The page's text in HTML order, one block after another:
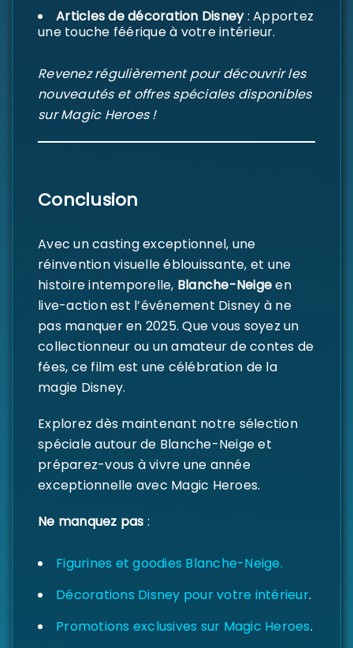
Articles de décoration Disney: Apportez
une touche féérique à votre intérieur.
Revenez régulièrement pour découvrir les
nouveautés et offres spéciales disponibles
sur Magic Heroes !
Conclusion
Avec un casting exceptionnel, une
réinvention visuelle éblouissante, et une
histoire intemporelle, Blanche-Neigeen
live-action est l’événement Disney à ne
pas manquer en 2025. Que vous soyez un
collectionneur ou un amateur de contes de
fées, ce film est une célébration de la
magie Disney.
Explorez dès maintenant notre sélection
spéciale autour de Blanche-Neige et
préparez-vous à vivre une année
exceptionnelle avec Magic Heroes.
Ne manquez pas :
Figurines et goodies Blanche-Neige.
Décorations Disney pour votre intérieur.
Promotions exclusives sur Magic Heroes.